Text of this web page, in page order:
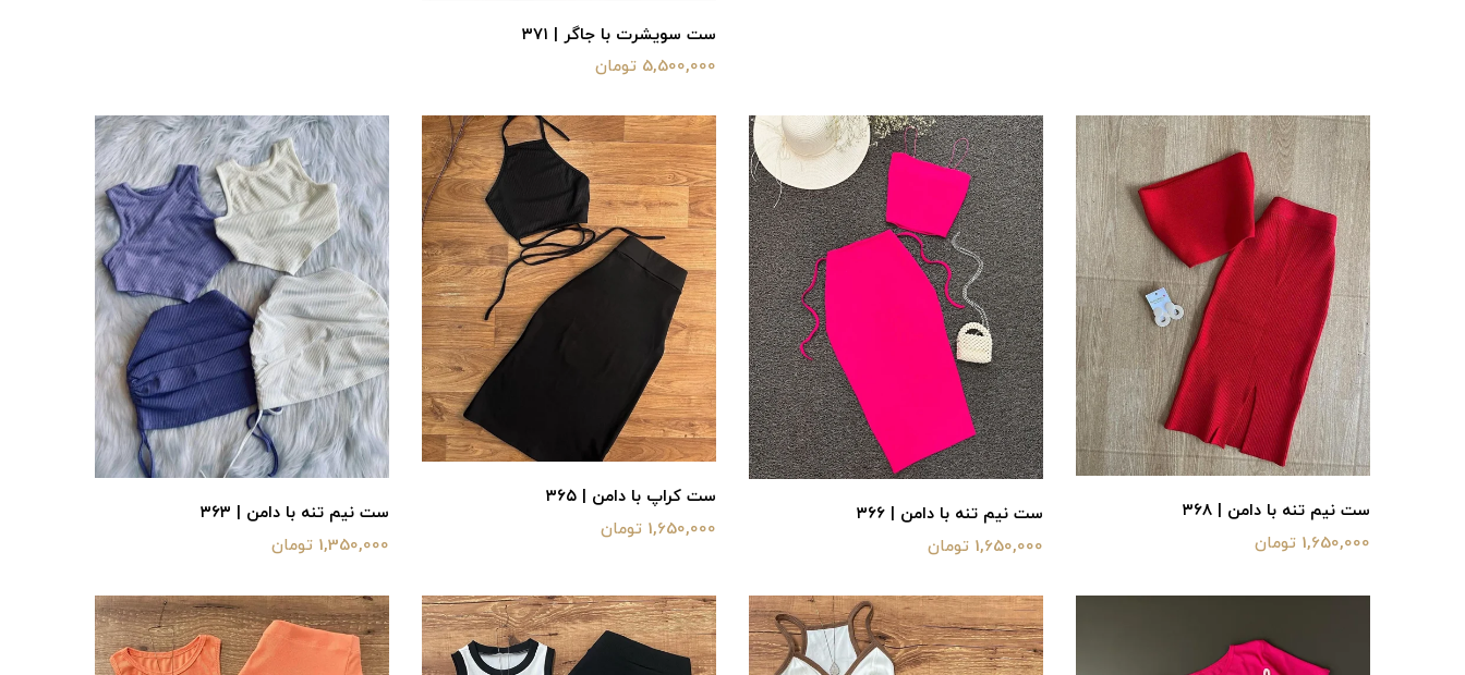
ست سویشرت با جاگر | ۳۷۱
5,500,000 تومان
ست نیم تنه با دامن | ۳۶۸
1,650,000 تومان
ست نیم تنه با دامن | ۳۶۶
1,650,000 تومان
ست کراپ با دامن | ۳۶۵
1,650,000 تومان
ست نیم تنه با دامن | ۳۶۳
1,350,000 تومان